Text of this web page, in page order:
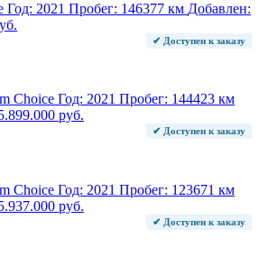
Год: 2021 Пробег: 146377 км Добавлен:
✔ Доступен к заказу
Choice Год: 2021 Пробег: 144423 км
руб.
✔ Доступен к заказу
Choice Год: 2021 Пробег: 123671 км
руб.
✔ Доступен к заказу